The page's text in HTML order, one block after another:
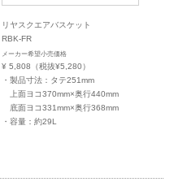
リヤスクエアバスケット
RBK-FR
メーカー希望小売価格
¥ 5,808（税抜¥5,280）
・製品寸法：タテ251mm
上面ヨコ370mm×奥行440mm
底面ヨコ331mm×奥行368mm
・容量：約29L